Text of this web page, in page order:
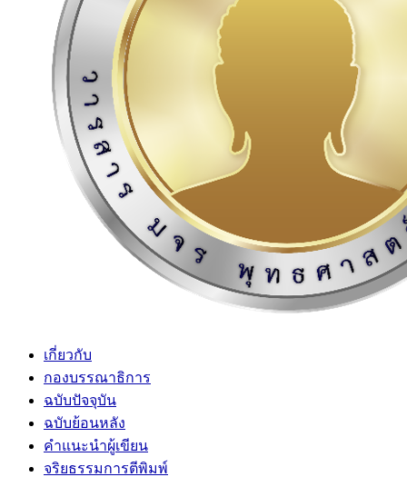
เกี่ยวกับ
กองบรรณาธิการ
ฉบับปัจจุบัน
ฉบับย้อนหลัง
คำแนะนำผู้เขียน
จริยธรรมการตีพิมพ์